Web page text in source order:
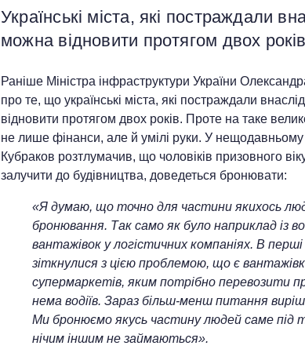
Українські міста, які постраждали
можна відновити протягом двох
Раніше Міністра інфраструктури України
про те, що українські міста, які постраждали
відновити протягом двох років. Проте на таке
не лише фінанси, але й умілі руки. У нещодавньому
Кубраков розтлумачив, що чоловіків призовного
залучити до будівництва, доведеться бронювати:
«Я думаю, що точно для частини якихось
бронювання. Так само як було наприклад із
вантажівок у логістичних компаніях. В
зіткнулися з цією проблемою, що є
супермаркетів, яким потрібно перевозити
нема водіїв. Зараз більш-менш питання
Ми бронюємо якусь частину людей саме під
нічим іншим не займаються».